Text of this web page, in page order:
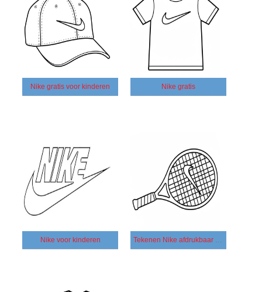
Nike gratis voor kinderen Nike gratis
Nike voor kinderen Tekenen Nike afdrukbaar basis